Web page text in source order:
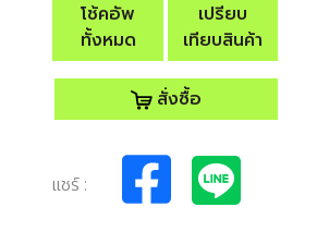
โช้คอัพ
ทั้งหมด
เปรียบ
เทียบสินค้า
สั่งซื้อ
แชร์ :